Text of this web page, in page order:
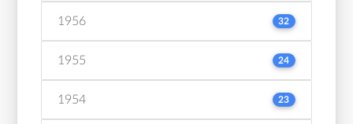
1956 32
1955 24
1954 23